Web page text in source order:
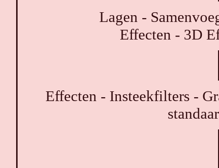
Lagen -
Effecten - 3D
Effecten - Insteekfilters -